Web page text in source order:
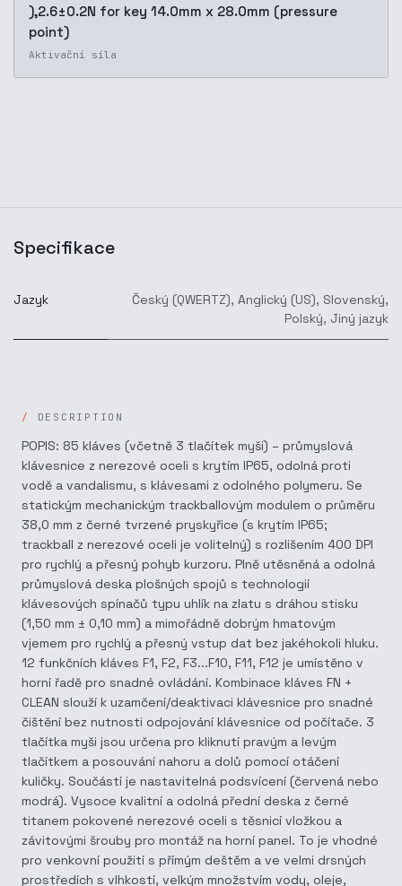
),2.6±0.2N for key 14.0mm x 28.0mm (pressure
point)
Aktivační síla
Specifikace
Jazyk Český (QWERTZ), Anglický (US), Slovenský,
Polský, Jiný jazyk
DESCRIPTION
POPIS: 85 kláves (včetně 3 tlačítek myši) – průmyslová
klávesnice z nerezové oceli s krytím IP65, odolná proti
vodě a vandalismu, s klávesami z odolného polymeru. Se
statickým mechanickým trackballovým modulem o průměru
38,0 mm z černé tvrzené pryskyřice (s krytím IP65;
trackball z nerezové oceli je volitelný) s rozlišením 400 DPI
pro rychlý a přesný pohyb kurzoru. Plně utěsněná a odolná
průmyslová deska plošných spojů s technologií
klávesových spínačů typu uhlík na zlatu s dráhou stisku
(1,50 mm ± 0,10 mm) a mimořádně dobrým hmatovým
vjemem pro rychlý a přesný vstup dat bez jakéhokoli hluku.
12 funkčních kláves F1, F2, F3...F10, F11, F12 je umístěno v
horní řadě pro snadné ovládání. Kombinace kláves FN +
CLEAN slouží k uzamčení/deaktivaci klávesnice pro snadné
čištění bez nutnosti odpojování klávesnice od počítače. 3
tlačítka myši jsou určena pro kliknutí pravým a levým
tlačítkem a posouvání nahoru a dolů pomocí otáčení
kuličky. Součástí je nastavitelná podsvícení (červená nebo
modrá). Vysoce kvalitní a odolná přední deska z černé
titanem pokovené nerezové oceli s těsnicí vložkou a
závitovými šrouby pro montáž na horní panel. To je vhodné
pro venkovní použití s přímým deštěm a ve velmi drsných
prostředích s vlhkostí, velkým množstvím vody, oleje,